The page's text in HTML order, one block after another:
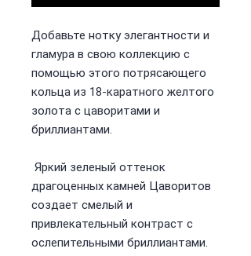
Добавьте нотку элегантности и
гламура в свою коллекцию с
помощью этого потрясающего
кольца из 18-каратного желтого
золота с цаворитами и
бриллиантами.
Яркий зеленый оттенок
драгоценных камней Цаворитов
создает смелый и
привлекательный контраст с
ослепительными бриллиантами.